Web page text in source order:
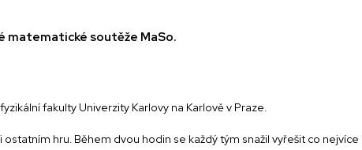
matematické soutěže MaSo.
fakulty Univerzity Karlovy na Karlově v Praze.
hru. Během dvou hodin se každý tým snažil vyřešit co